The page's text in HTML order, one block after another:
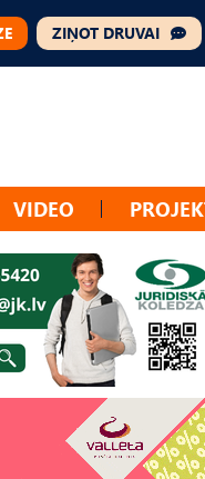
ZIŅOT DRUVAI
VIDEO